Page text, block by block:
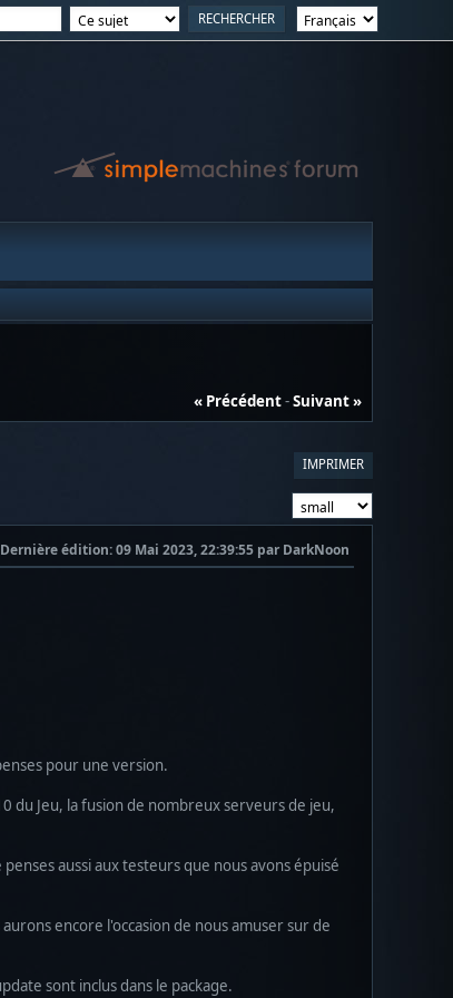
« Précédent-Suivant »
IMPRIMER
Dernière édition: 09 Mai 2023, 22:39:55 par DarkNoon
pour une version.
du Jeu, la fusion de nombreux serveurs de jeu,
penses aussi aux testeurs que nous avons épuisé
encore l'occasion de nous amuser sur de
sont inclus dans le package.